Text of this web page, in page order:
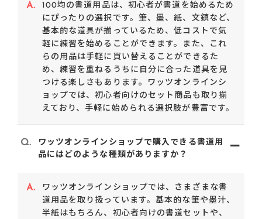
A.
100均の書道用品は、初心者が書道を始めるため
にぴったりの選択です。筆、墨、紙、文鎮など、
基本的な道具が揃っているため、低コストで気
軽に練習を始めることができます。また、これ
らの用品は手軽に買い替えることができるた
め、練習を重ねるうちに自分に合った道具を見
つける楽しさもあります。ワッツオンラインシ
ョップでは、初心者向けのセット商品も取り揃
えており、手軽に始められる選択肢が豊富です。
Q.
ワッツオンラインショップで購入できる書道用
品にはどのような種類がありますか？
A.
ワッツオンラインショップでは、さまざまな書
道用品を取り扱っています。基本的な筆や墨汁、
半紙はもちろん、初心者向けの書道セットや、